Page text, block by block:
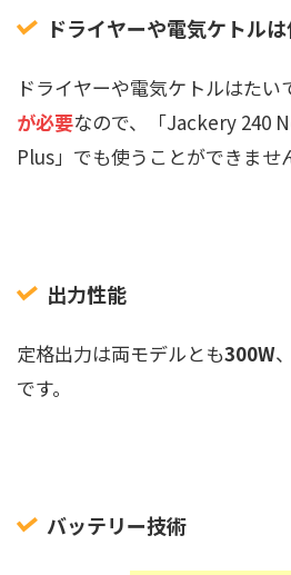
ドライヤーや電気ケトル
ドライヤーや電気ケトルはたい
が必要なので、「Jackery 240
Plus」でも使うことができませ
出力性能
定格出力は両モデルとも300W
です。
バッテリー技術